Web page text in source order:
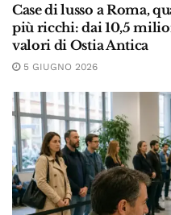
Case di lusso a Roma,
più ricchi: dai 10,5
valori di Ostia Antica
5 GIUGNO 2026